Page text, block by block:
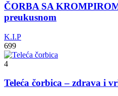
ČORBA SA
preukusnom
K.I.P
699
4
Teleća čorbica – zdrava i